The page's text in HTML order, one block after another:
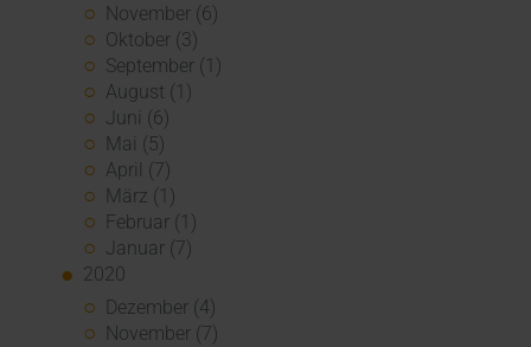
November (6)
Oktober (3)
September (1)
August (1)
Juni (6)
Mai (5)
April (7)
März (1)
Februar (1)
Januar (7)
2020
Dezember (4)
November (7)